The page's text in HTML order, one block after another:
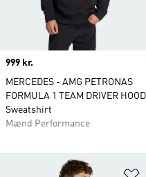
Price
999 kr.
MERCEDES - AMG PETRONAS
FORMULA 1 TEAM DRIVER HOOD
Sweatshirt
Mænd Performance